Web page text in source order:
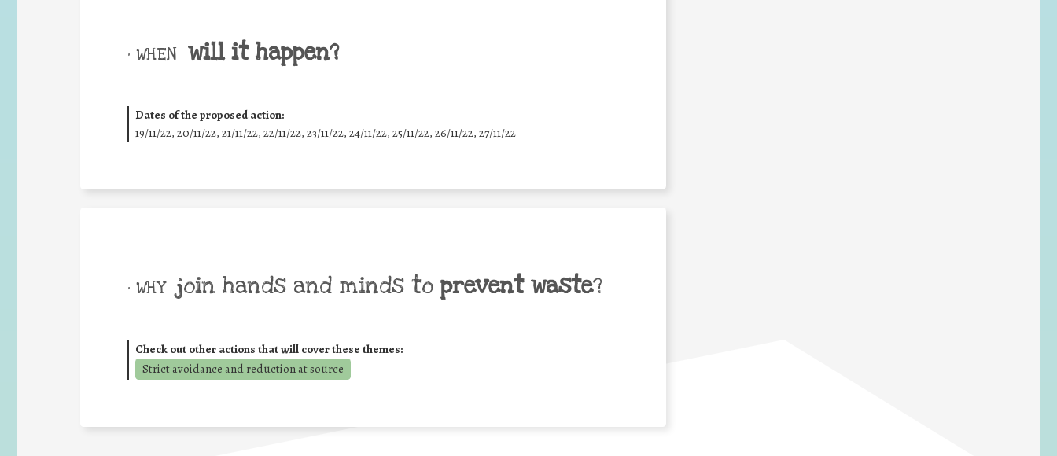
• WHEN will it happen?
Dates of the proposed action:
19/11/22, 20/11/22, 21/11/22, 22/11/22, 23/11/22, 24/11/22, 25/11/22, 26/11/22, 27/11/22
• WHY join hands and minds to prevent waste?
Check out other actions that will cover these themes:
Strict avoidance and reduction at source